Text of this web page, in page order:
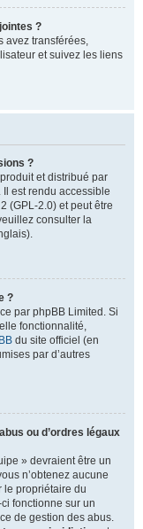
?
avez transférées,
et suivez les liens
?
et distribué par
est rendu accessible
(GPL-2.0) et peut être
consulter la
?
par phpBB Limited. Si
fonctionnalité,
du site officiel (en
par d’autres
ou d’ordres légaux
» devraient être un
n’obtenez aucune
le propriétaire du
fonctionne sur un
de gestion des abus.